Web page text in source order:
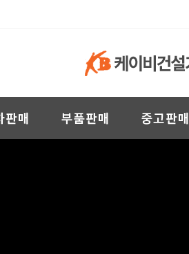
판매 부품판매 중고판매